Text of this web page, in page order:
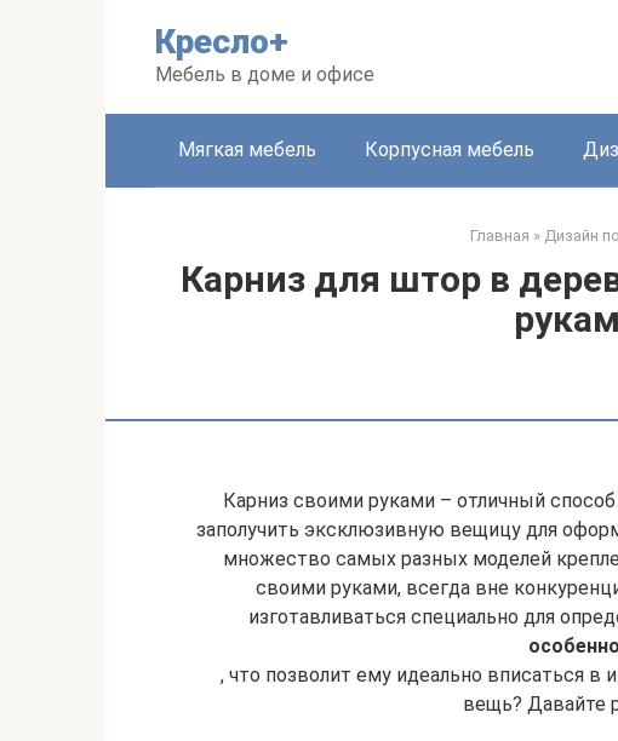
Кресло+
Мебель в доме и офисе
Мягкая мебель Корпусная мебель
Главная » Дизайн
Карниз для штор в
Карниз своими руками – отличный
заполучить эксклюзивную вещицу для
множество самых разных моделей
своими руками, всегда вне
изготавливаться специально для
, что позволит ему идеально вписаться в
вещь? Давайте